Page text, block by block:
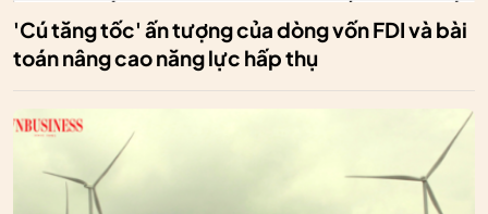
'Cú tăng tốc' ấn tượng của dòng vốn FDI và bài
toán nâng cao năng lực hấp thụ